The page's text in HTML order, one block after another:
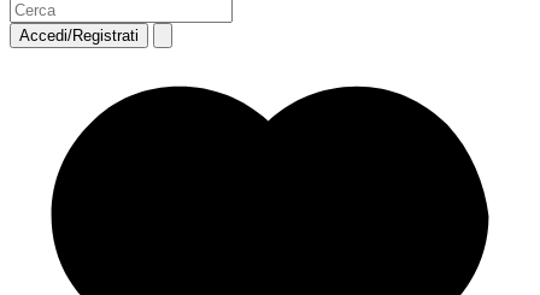
Accedi/Registrati